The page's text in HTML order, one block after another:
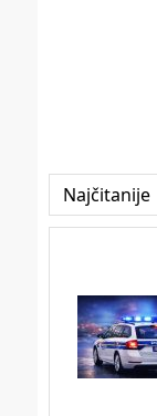
Najčitanije